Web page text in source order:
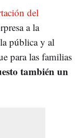
del
a la
pública y al
para las familias
también un